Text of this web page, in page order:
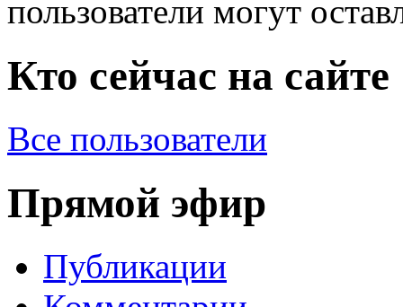
пользователи могут
Кто сейчас на сайте
Все пользователи
Прямой эфир
Публикации